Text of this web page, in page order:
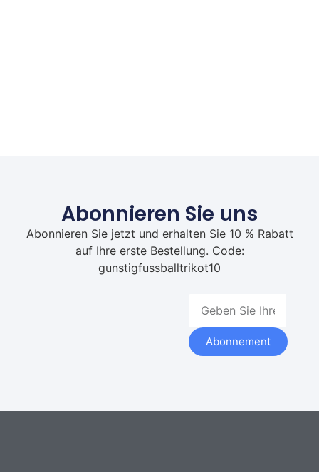
Abonnieren Sie uns
Abonnieren Sie jetzt und erhalten Sie 10 % Rabatt
auf Ihre erste Bestellung. Code:
gunstigfussballtrikot10
Abonnement